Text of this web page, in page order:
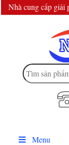
Nhà cung cấp giải
Tìm
kiếm:
Menu